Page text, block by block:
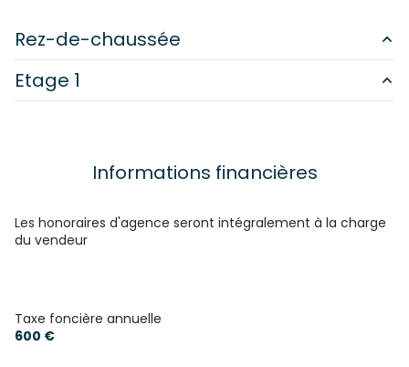
Rez-de-chaussée
salon/sejour
Etage 1
bureau
8.24 m²
Informations financières
Les honoraires d'agence seront intégralement à la charge
du vendeur
Taxe foncière annuelle
600 €